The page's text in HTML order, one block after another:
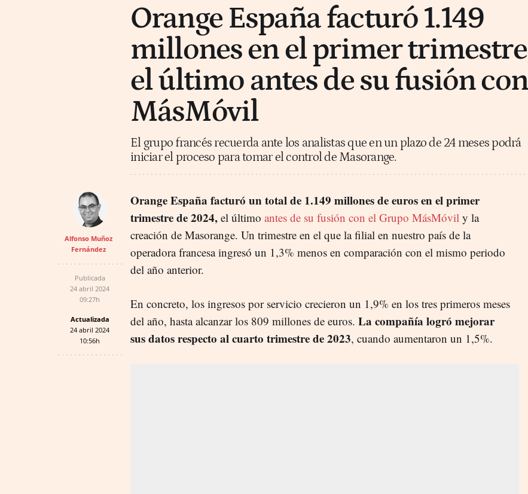
Orange España facturó 1.149
millones en el primer
el último antes de su fusión con
MásMóvil
El grupo francés recuerda ante los analistas que en un plazo de 24 meses podrá
iniciar el proceso para tomar el control de Masorange.
Alfonso Muñoz
Fernández
Publicada
24 abril 2024
09:27h
Actualizada
24 abril 2024
10:56h
Orange España facturó un total de 1.149 millones de euros en el primer
trimestre de 2024, el último antes de su fusión con el Grupo MásMóvil y la
creación de Masorange. Un trimestre en el que la filial en nuestro país de la
operadora francesa ingresó un 1,3% menos en comparación con el mismo periodo
del año anterior.
En concreto, los ingresos por servicio crecieron un 1,9% en los tres primeros meses
del año, hasta alcanzar los 809 millones de euros. La compañía logró mejorar
sus datos respecto al cuarto trimestre de 2023, cuando aumentaron un 1,5%.